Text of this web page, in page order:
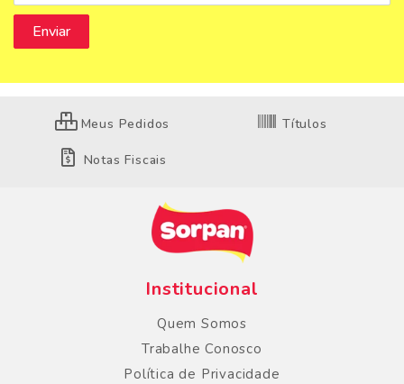
Meus Pedidos Títulos
Notas Fiscais
Institucional
Quem Somos
Trabalhe Conosco
Política de Privacidade